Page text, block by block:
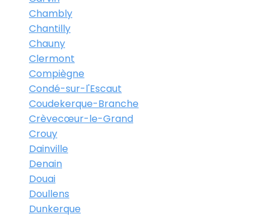
Chambly
Chantilly
Chauny
Clermont
Compiègne
Condé-sur-l'Escaut
Coudekerque-Branche
Crèvecœur-le-Grand
Crouy
Dainville
Denain
Douai
Doullens
Dunkerque